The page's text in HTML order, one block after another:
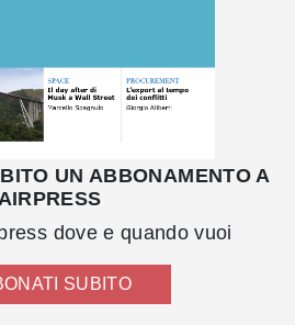
UN ABBONAMENTO A
AIRPRESS
dove e quando vuoi
SUBITO